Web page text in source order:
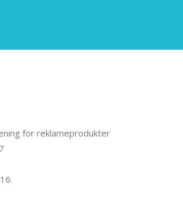
for reklameprodukter